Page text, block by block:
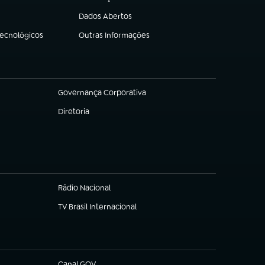
Dados Abertos
(abre em nova aba)
Outras Informações
(abre em nova aba)
Governança Corporativa
(abre em nova aba)
Diretoria
(abre em nova aba)
Rádio Nacional
TV Brasil Internacional
(abre em nova aba)